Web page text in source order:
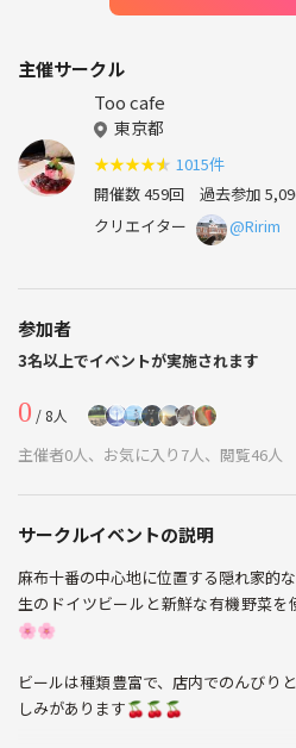
主催サークル
Too cafe
東京都
★★★★★ 1015件
開催数 459回 過去参加
クリエイター
@Ririm
参加者
3名以上でイベントが実施されます
0 / 8人
主催者0人、お気に入り7人、閲覧46人
サークルイベントの説明
麻布十番の中心地に位置する隠れ家的
生のドイツビールと新鮮な有機野菜
🌸🌸
ビールは種類豊富で、店内でのんびり
しみがあります🍒🍒🍒